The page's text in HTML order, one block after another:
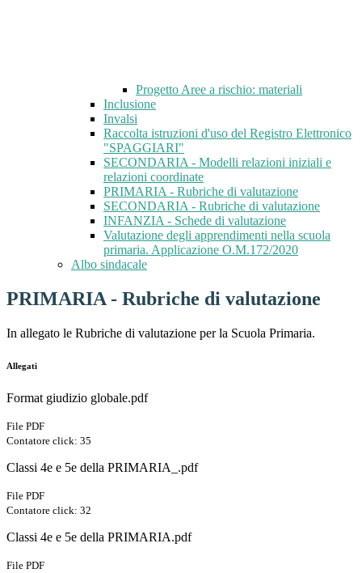
Progetto Aree a rischio: materiali
Inclusione
Invalsi
Raccolta istruzioni d'uso del Registro Elettronico
"SPAGGIARI"
SECONDARIA - Modelli relazioni iniziali e
relazioni coordinate
PRIMARIA - Rubriche di valutazione
SECONDARIA - Rubriche di valutazione
INFANZIA - Schede di valutazione
Valutazione degli apprendimenti nella scuola
primaria. Applicazione O.M.172/2020
Albo sindacale
PRIMARIA - Rubriche di valutazione
In allegato le Rubriche di valutazione per la Scuola Primaria.
Allegati
Format giudizio globale.pdf
File PDF
Contatore click: 35
Classi 4e e 5e della PRIMARIA_.pdf
File PDF
Contatore click: 32
Classi 4e e 5e della PRIMARIA.pdf
File PDF